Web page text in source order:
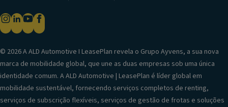
© 2026 A ALD Automotive I LeasePlan revela o Grupo Ayvens, a sua nova
marca de mobilidade global, que une as duas empresas sob uma única
identidade comum. A ALD Automotive | LeasePlan é líder global em
mobilidade sustentável, fornecendo serviços completos de renting,
serviços de subscrição flexíveis, serviços de gestão de frotas e soluções